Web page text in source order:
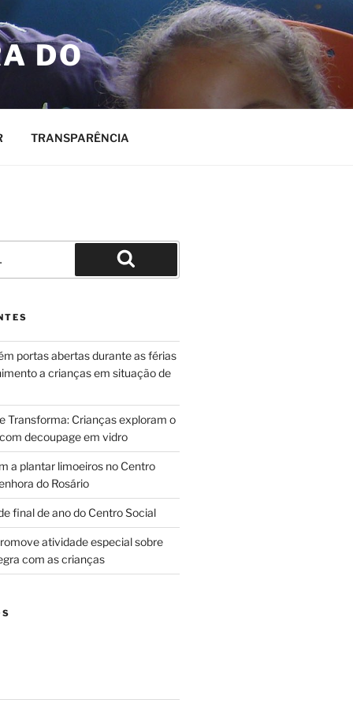
DO
TRANSPARÊNCIA
Pesquisar
portas abertas durante as férias
a crianças em situação de
Transforma: Crianças exploram o
decoupage em vidro
a plantar limoeiros no Centro
do Rosário
final de ano do Centro Social
atividade especial sobre
com as crianças